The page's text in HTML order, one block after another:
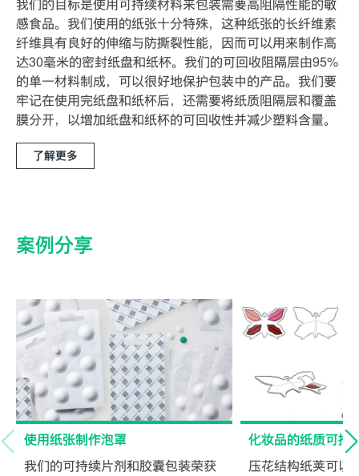
我们的目标是使用可持续材料来包装需要高阻隔性能的敏
感食品。我们使用的纸张十分特殊，这种纸张的长纤维素
纤维具有良好的伸缩与防撕裂性能，因而可以用来制作高
达30毫米的密封纸盘和纸杯。我们的可回收阻隔层由95%
的单一材料制成，可以很好地保护包装中的产品。我们要
牢记在使用完纸盘和纸杯后，还需要将纸质阻隔层和覆盖
膜分开，以增加纸盘和纸杯的可回收性并减少塑料含量。
了解更多
案例分享
使用纸张制作泡罩
我们的可持续片剂和胶囊包装荣获
化妆品的纸质可持
压花结构纸荚可以